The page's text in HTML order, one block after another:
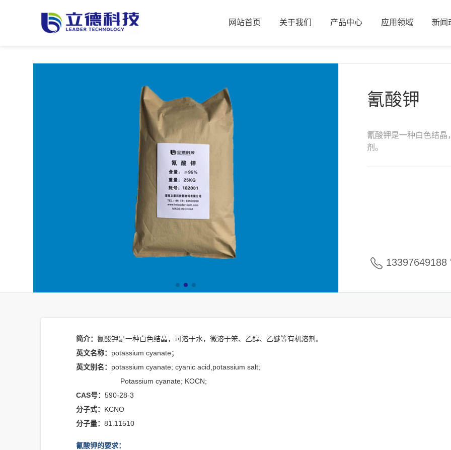
网站首页 关于我们 产品中心 应用领域 新闻
氰酸钾
氰酸钾是一种白色结
剂。
13397649188
简介： 氰酸钾是一种白色结晶，可溶于水，微溶于笨、乙醇、乙醚等有机溶剂。
英文名称： potassium cyanate；
英文别名： potassium cyanate; cyanic acid,potassium salt;
Potassium cyanate; KOCN;
CAS号： 590-28-3
分子式： KCNO
分子量： 81.11510
氰酸钾的要求：